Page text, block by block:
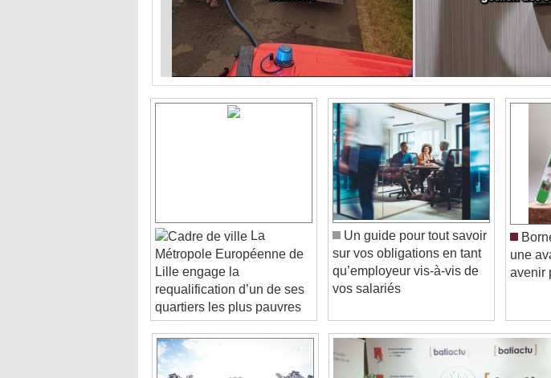
Métropole Européenne de
Lille engage la
requalification d’un de ses
quartiers les plus pauvres
Un guide pour tout savoir
sur vos obligations en tant
qu’employeur vis-à-vis de
vos salariés
une
avenir